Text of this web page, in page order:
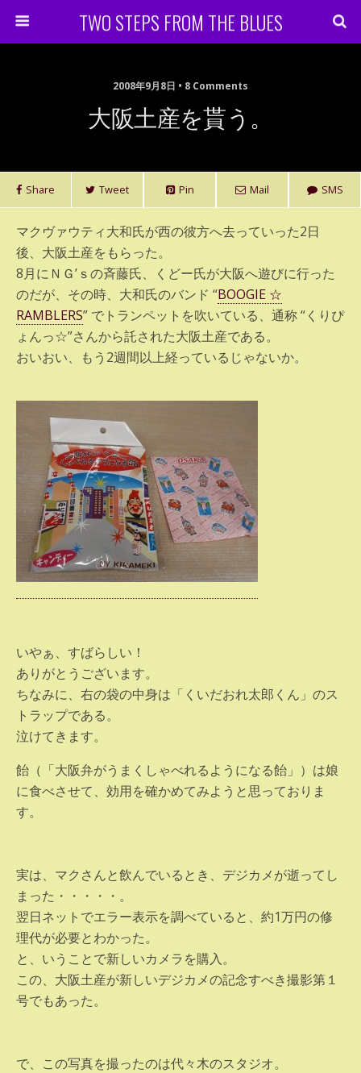
TWO STEPS FROM THE BLUES
2008年9月8日 • 8 Comments
大阪土産を貰う。
Share Tweet Pin Mail SMS
マクヴァウティ大和氏が西の彼方へ去っていった2日
後、大阪土産をもらった。
8月にＮＧ’ｓの斉藤氏、くどー氏が大阪へ遊びに行った
のだが、その時、大和氏のバンド “BOOGIE ☆
RAMBLERS” でトランペットを吹いている、通称 “くりぴ
ょんっ☆”さんから託された大阪土産である。
おいおい、もう2週間以上経っているじゃないか。
いやぁ、すばらしい！
ありがとうございます。
ちなみに、右の袋の中身は「くいだおれ太郎くん」のス
トラップである。
泣けてきます。
飴（「大阪弁がうまくしゃべれるようになる飴」）は娘
に食べさせて、効用を確かめてみようと思っておりま
す。
実は、マクさんと飲んでいるとき、デジカメが逝ってし
まった・・・・・。
翌日ネットでエラー表示を調べていると、約1万円の修
理代が必要とわかった。
と、いうことで新しいカメラを購入。
この、大阪土産が新しいデジカメの記念すべき撮影第１
号でもあった。
で、この写真を撮ったのは代々木のスタジオ。